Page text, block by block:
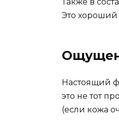
Также в
Это хороший
Настоящий
это не тот
(если кожа